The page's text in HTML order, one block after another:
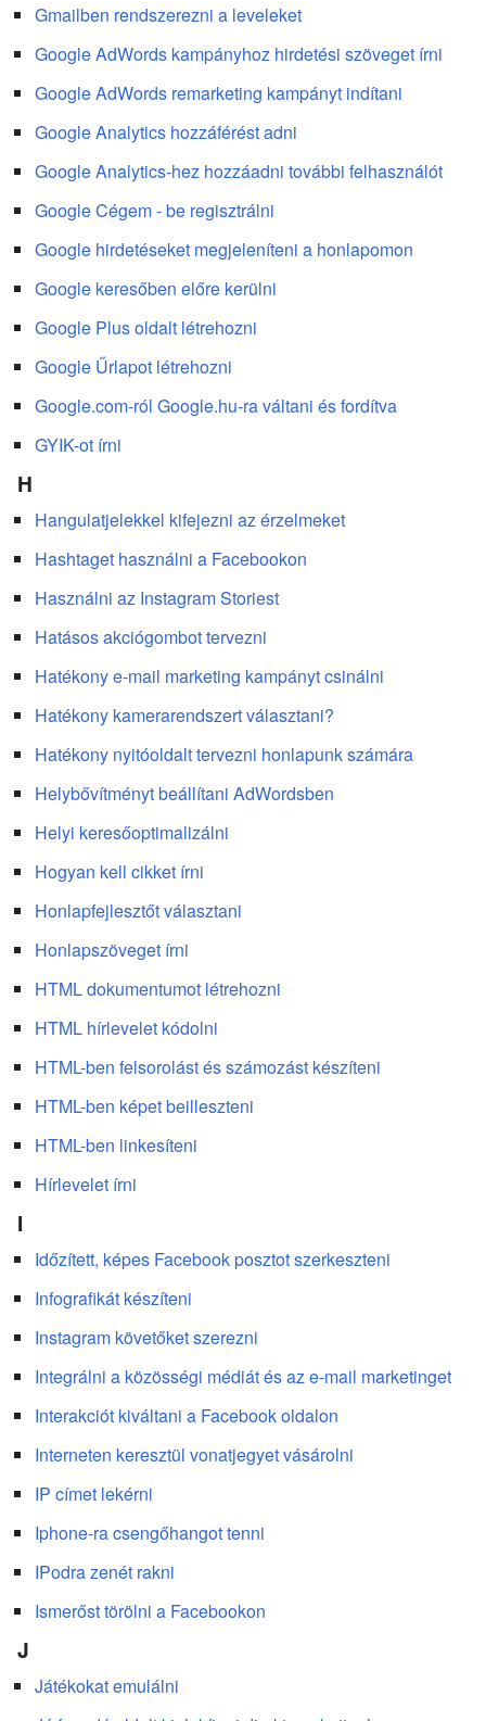
Gmailben rendszerezni a leveleket
Google AdWords kampányhoz hirdetési szöveget írni
Google AdWords remarketing kampányt indítani
Google Analytics hozzáférést adni
Google Analytics-hez hozzáadni további felhasználót
Google Cégem - be regisztrálni
Google hirdetéseket megjeleníteni a honlapomon
Google keresőben előre kerülni
Google Plus oldalt létrehozni
Google Űrlapot létrehozni
Google.com-ról Google.hu-ra váltani és fordítva
GYIK-ot írni
H
Hangulatjelekkel kifejezni az érzelmeket
Hashtaget használni a Facebookon
Használni az Instagram Storiest
Hatásos akciógombot tervezni
Hatékony e-mail marketing kampányt csinálni
Hatékony kamerarendszert választani?
Hatékony nyitóoldalt tervezni honlapunk számára
Helybővítményt beállítani AdWordsben
Helyi keresőoptimalizálni
Hogyan kell cikket írni
Honlapfejlesztőt választani
Honlapszöveget írni
HTML dokumentumot létrehozni
HTML hírlevelet kódolni
HTML-ben felsorolást és számozást készíteni
HTML-ben képet beilleszteni
HTML-ben linkesíteni
Hírlevelet írni
I
Időzített, képes Facebook posztot szerkeszteni
Infografikát készíteni
Instagram követőket szerezni
Integrálni a közösségi médiát és az e-mail marketinget
Interakciót kiváltani a Facebook oldalon
Interneten keresztül vonatjegyet vásárolni
IP címet lekérni
Iphone-ra csengőhangot tenni
IPodra zenét rakni
Ismerőst törölni a Facebookon
J
Játékokat emulálni